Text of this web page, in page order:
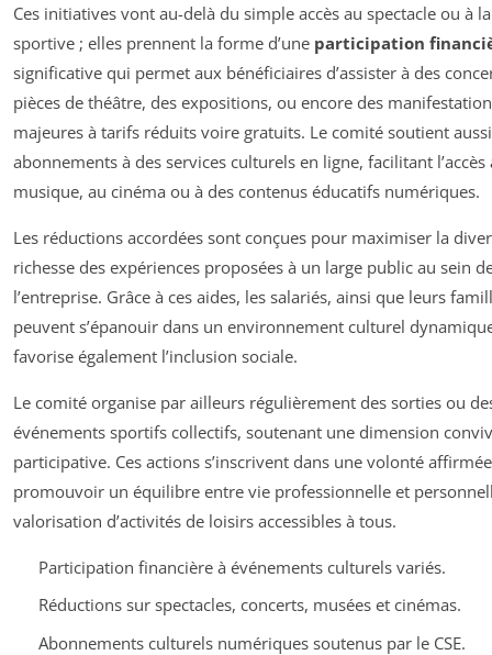
Ces initiatives vont au-delà du simple accès au spectacle ou à
sportive ; elles prennent la forme d’une participation
significative qui permet aux bénéficiaires d’assister à des
pièces de théâtre, des expositions, ou encore des
majeures à tarifs réduits voire gratuits. Le comité soutient
abonnements à des services culturels en ligne, facilitant l’accès
musique, au cinéma ou à des contenus éducatifs numériques.
Les réductions accordées sont conçues pour maximiser la
richesse des expériences proposées à un large public au sein
l’entreprise. Grâce à ces aides, les salariés, ainsi que leurs
peuvent s’épanouir dans un environnement culturel
favorise également l’inclusion sociale.
Le comité organise par ailleurs régulièrement des sorties ou
événements sportifs collectifs, soutenant une dimension
participative. Ces actions s’inscrivent dans une volonté
promouvoir un équilibre entre vie professionnelle et
valorisation d’activités de loisirs accessibles à tous.
Participation financière à événements culturels variés.
Réductions sur spectacles, concerts, musées et cinémas.
Abonnements culturels numériques soutenus par le CSE.